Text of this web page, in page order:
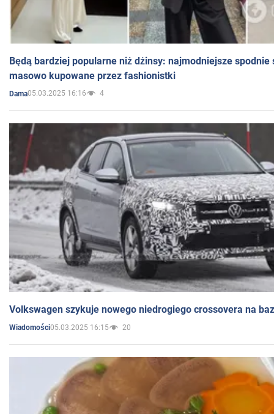
Będą bardziej popularne niż dżinsy: najmodniejsze spodnie
masowo kupowane przez fashionistki
Dama05.03.2025 16:16 4
Volkswagen szykuje nowego niedrogiego crossovera na
Wiadomości05.03.2025 16:15 20